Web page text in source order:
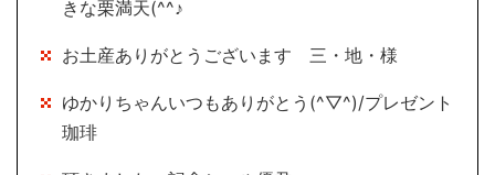
きな栗満天(^^♪
お土産ありがとうございます 三・地・様
ゆかりちゃんいつもありがとう(^▽^)/プレゼント
珈琲